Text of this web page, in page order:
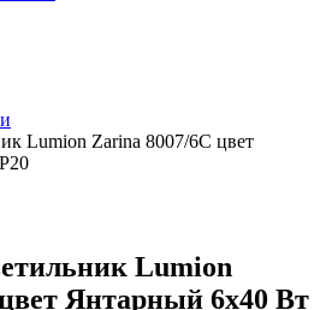
Lumion Zarina 8007/6C цвет
Lumion
Янтарный 6х40 Вт